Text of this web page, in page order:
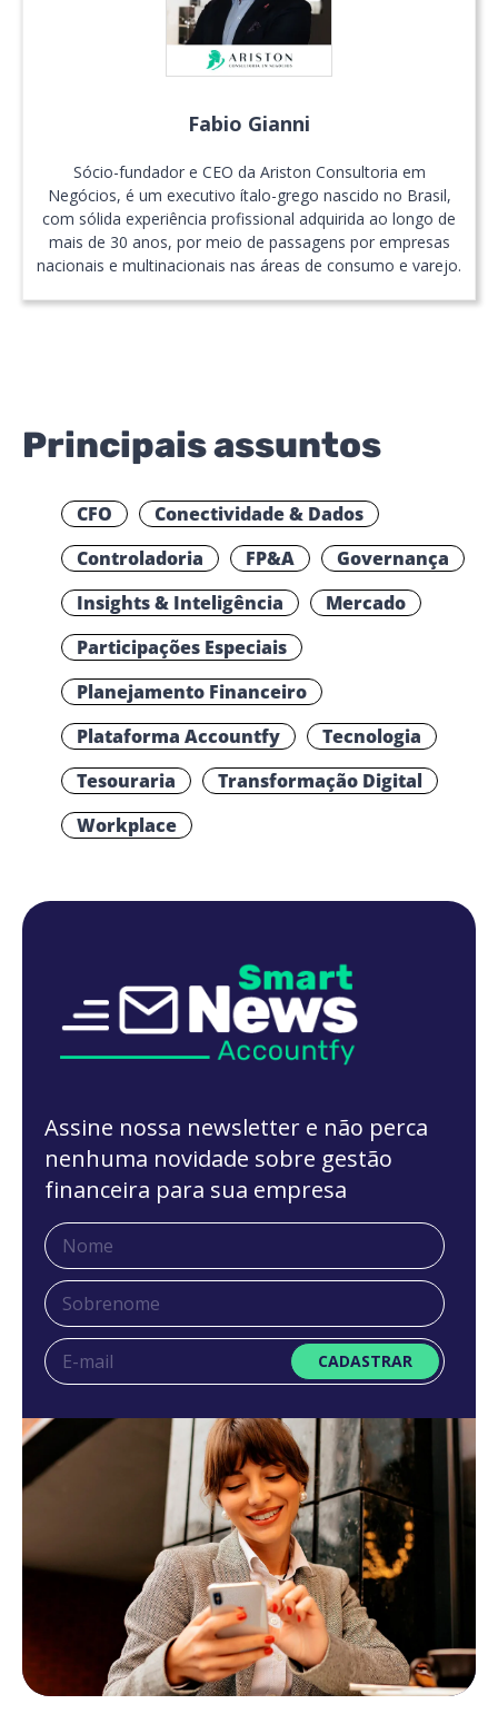
Fabio Gianni
Sócio-fundador e CEO da Ariston Consultoria em
Negócios, é um executivo ítalo-grego nascido no Brasil,
com sólida experiência profissional adquirida ao longo de
mais de 30 anos, por meio de passagens por empresas
nacionais e multinacionais nas áreas de consumo e varejo.
Principais assuntos
CFO
Conectividade & Dados
Controladoria
FP&A
Governança
Insights & Inteligência
Mercado
Participações Especiais
Planejamento Financeiro
Plataforma Accountfy
Tecnologia
Tesouraria
Transformação Digital
Workplace
Assine nossa newsletter e não perca
nenhuma novidade sobre gestão
financeira para sua empresa